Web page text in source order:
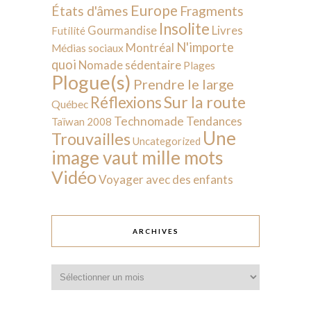
États d'âmes Europe Fragments
Futilité Gourmandise Insolite Livres
Médias sociaux Montréal N'importe
quoi Nomade sédentaire Plages
Plogue(s) Prendre le large
Québec RéflexionsSur la route
Taïwan 2008 Technomade Tendances
Trouvailles Uncategorized Une
image vaut mille mots
VidéoVoyager avec des enfants
ARCHIVES